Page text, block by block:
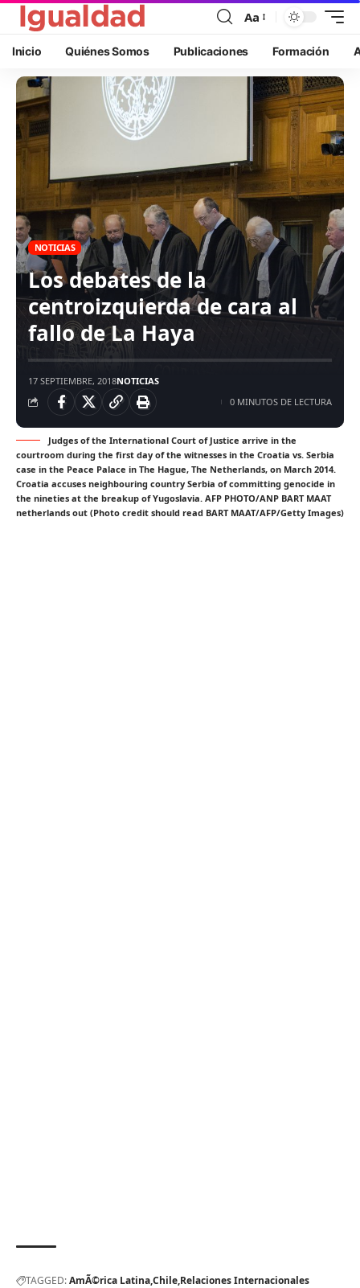
Aa
Inicio Quiénes Somos Publicaciones Formación
NOTICIAS
Los debates de la
centroizquierda de cara al
fallo de La Haya
17 SEPTIEMBRE, 2018NOTICIAS
0 MINUTOS DE LECTURA
Judges of the International Court of Justice arrive in the
courtroom during the first day of the witnesses in the Croatia vs. Serbia
case in the Peace Palace in The Hague, The Netherlands, on March 2014.
Croatia accuses neighbouring country Serbia of committing genocide in
the nineties at the breakup of Yugoslavia. AFP PHOTO/ANP BART MAAT
netherlands out (Photo credit should read BART MAAT/AFP/Getty Images)
TAGGED:AmÃ©rica LatinaChile Relaciones Internacionales